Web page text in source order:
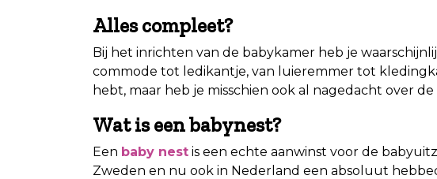
Alles compleet?
Bij het inrichten van de babykamer heb je
commode tot ledikantje, van luieremmer tot
hebt, maar heb je misschien ook al nagedacht over
Wat is een babynest?
Een baby nest is een echte aanwinst voor de
Zweden en nu ook in Nederland een absoluut